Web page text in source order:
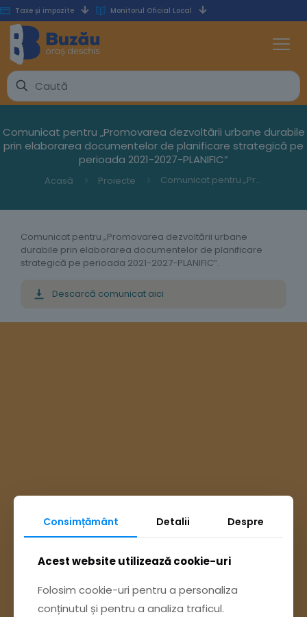
Taxe și impozite Monitorul Oficial Local
Comunicat pentru „Promovarea dezvoltării urbane durabile
prin elaborarea documentelor de planificare strategică pe
perioada 2021-2027-PLANIFIC”
Acasă Proiecte Comunicat pentru „Promovarea dezvoltării urbane durabile prin elaborarea documentelor de planificare strategică pe perioada 2021-2027-PLANIFIC”
Comunicat pentru „Promovarea dezvoltării urbane
durabile prin elaborarea documentelor de planificare
strategică pe perioada 2021-2027-PLANIFIC”.
Descarcă comunicat aici
Ai întrebări? Accesează
Pagina Contact
Consimțământ Detalii Despre
Acest website utilizează cookie-uri
Folosim cookie-uri pentru a personaliza
conținutul și pentru a analiza traficul.